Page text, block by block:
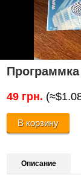
49 грн.
В корзину
Описание